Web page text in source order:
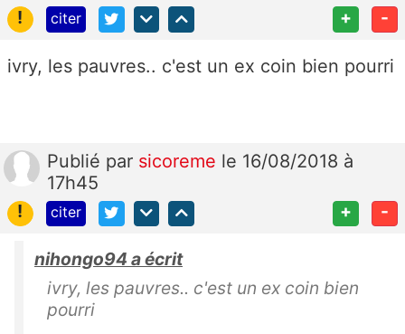
!
citer + -
ivry, les pauvres.. c'est un ex coin bien pourri
Publié par sicoreme le 16/08/2018 à
17h45
!
citer + -
nihongo94 a écrit
ivry, les pauvres.. c'est un ex coin bien
pourri